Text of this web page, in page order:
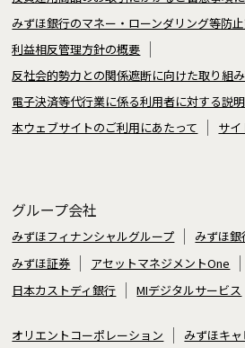
みずほ銀行のマネー・ローンダリング等防
利益相反管理方針の概要
反社会的勢力との関係遮断に向けた取り組
電子決済等代行業に係る利用者に対する説明
本ウェブサイトのご利用にあたって
サ
グループ会社
みずほフィナンシャルグループ みずほ銀
みずほ証券
アセットマネジメントOne
日本カストディ銀行
MIデジタルサービス
オリエントコーポレーション みずほキ